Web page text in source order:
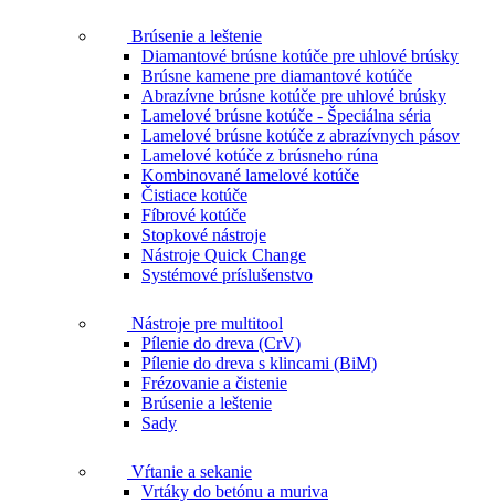
Brúsenie a leštenie
Diamantové brúsne kotúče pre uhlové brúsky
Brúsne kamene pre diamantové kotúče
Abrazívne brúsne kotúče pre uhlové brúsky
Lamelové brúsne kotúče - Špeciálna séria
Lamelové brúsne kotúče z abrazívnych pásov
Lamelové kotúče z brúsneho rúna
Kombinované lamelové kotúče
Čistiace kotúče
Fíbrové kotúče
Stopkové nástroje
Nástroje Quick Change
Systémové príslušenstvo
Nástroje pre multitool
Pílenie do dreva (CrV)
Pílenie do dreva s klincami (BiM)
Frézovanie a čistenie
Brúsenie a leštenie
Sady
Vŕtanie a sekanie
Vrtáky do betónu a muriva